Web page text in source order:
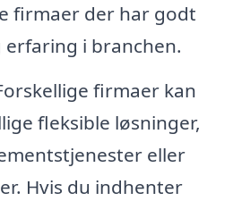
firmaer der har godt
i branchen.
firmaer kan
fleksible løsninger,
eller
Hvis du indhenter